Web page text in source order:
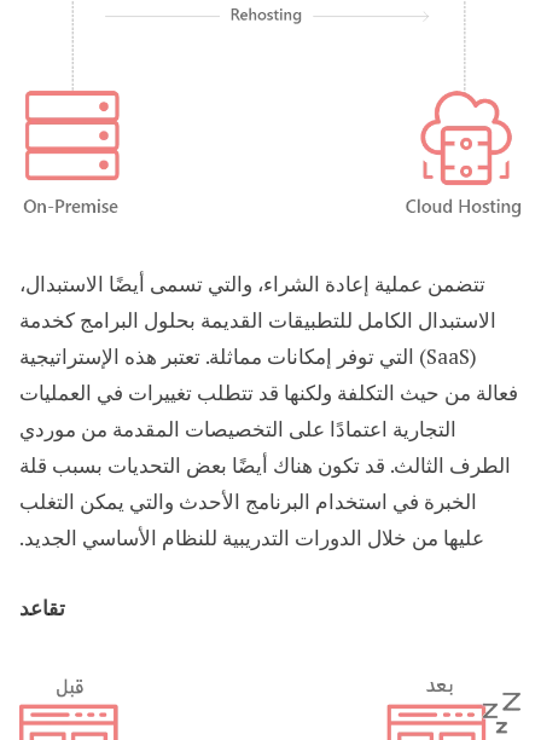
تتضمن عملية إعادة الشراء، والتي تسمى أيضًا الاستبدال،
الاستبدال الكامل للتطبيقات القديمة بحلول البرامج كخدمة
(SaaS) التي توفر إمكانات مماثلة. تعتبر هذه الإستراتيجية
فعالة من حيث التكلفة ولكنها قد تتطلب تغييرات في العمليات
التجارية اعتمادًا على التخصيصات المقدمة من موردي
الطرف الثالث. قد تكون هناك أيضًا بعض التحديات بسبب قلة
الخبرة في استخدام البرنامج الأحدث والتي يمكن التغلب
عليها من خلال الدورات التدريبية للنظام الأساسي الجديد.
تقاعد